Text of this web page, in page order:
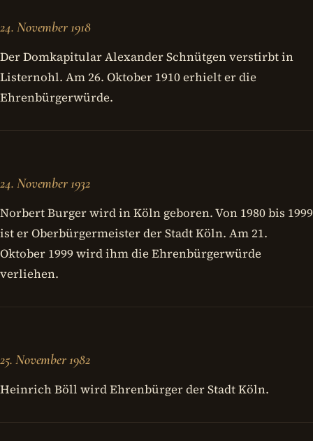
24. November 1918
Der Domkapitular Alexander Schnütgen verstirbt in
Listernohl. Am 26. Oktober 1910 erhielt er die
Ehrenbürgerwürde.
24. November 1932
Norbert Burger wird in Köln geboren. Von 1980 bis 1999
ist er Oberbürgermeister der Stadt Köln. Am 21.
Oktober 1999 wird ihm die Ehrenbürgerwürde
verliehen.
25. November 1982
Heinrich Böll wird Ehrenbürger der Stadt Köln.